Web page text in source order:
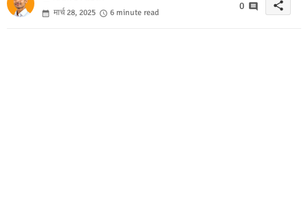
मार्च 28, 2025
6 minute read
0 share